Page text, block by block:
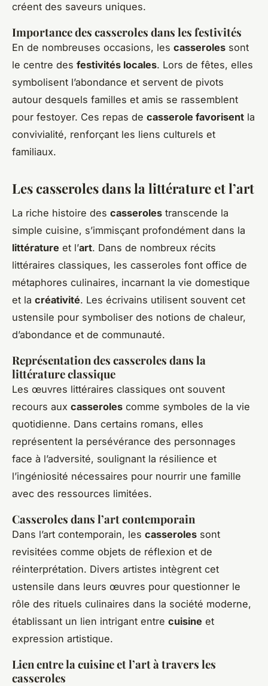
créent des saveurs uniques.
Importance des casseroles dans les festivités
En de nombreuses occasions, les casseroles sont
le centre des festivités locales. Lors de fêtes, elles
symbolisent l’abondance et servent de pivots
autour desquels familles et amis se rassemblent
pour festoyer. Ces repas de casserole favorisent la
convivialité, renforçant les liens culturels et
familiaux.
Les casseroles dans la littérature et l’art
La riche histoire des casseroles transcende la
simple cuisine, s’immisçant profondément dans la
littérature et l’art. Dans de nombreux récits
littéraires classiques, les casseroles font office de
métaphores culinaires, incarnant la vie domestique
et la créativité. Les écrivains utilisent souvent cet
ustensile pour symboliser des notions de chaleur,
d’abondance et de communauté.
Représentation des casseroles dans la
littérature classique
Les œuvres littéraires classiques ont souvent
recours aux casseroles comme symboles de la vie
quotidienne. Dans certains romans, elles
représentent la persévérance des personnages
face à l’adversité, soulignant la résilience et
l’ingéniosité nécessaires pour nourrir une famille
avec des ressources limitées.
Casseroles dans l’art contemporain
Dans l’art contemporain, les casseroles sont
revisitées comme objets de réflexion et de
réinterprétation. Divers artistes intègrent cet
ustensile dans leurs œuvres pour questionner le
rôle des rituels culinaires dans la société moderne,
établissant un lien intrigant entre cuisine et
expression artistique.
Lien entre la cuisine et l’art à travers les
casseroles